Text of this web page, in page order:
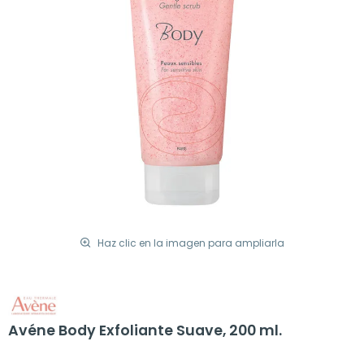
Haz clic en la imagen para ampliarla
Avéne Body Exfoliante Suave, 200 ml.